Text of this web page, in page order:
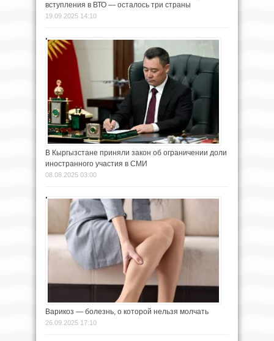
вступления в ВТО — осталось три страны
19.09.2025 14:10
В Кыргызстане приняли закон об ограничении доли
иностранного участия в СМИ
08.08.2025 03:00
Варикоз — болезнь, о которой нельзя молчать
26.09.2025 17:10